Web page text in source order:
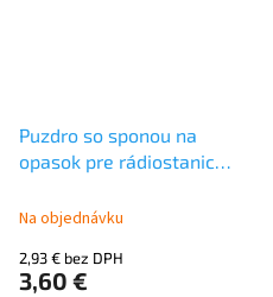
Puzdro so sponou na
opasok pre rádiostanicu
Na objednávku
2,93 € bez DPH
3,60 €